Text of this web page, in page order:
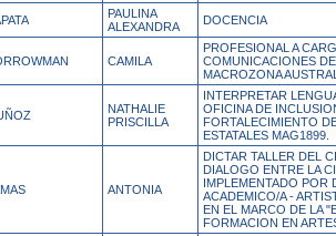
PAULINA
ALEXANDRA
DOCENCIA
CAMILA
PROFESIONAL A
COMUNICACIONES
MACROZONA
NATHALIE
PRISCILLA
INTERPRETAR
OFICINA DE
FORTALECIMIENTO
ESTATALES MAG1899.
ANTONIA
DICTAR TALLER DEL
DIALOGO ENTRE LA
IMPLEMENTADO POR
ACADEMICO/A -
EN EL MARCO DE LA
FORMACION EN